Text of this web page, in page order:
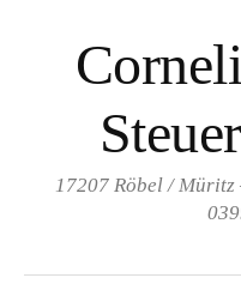
17207 Röbel / Müritz